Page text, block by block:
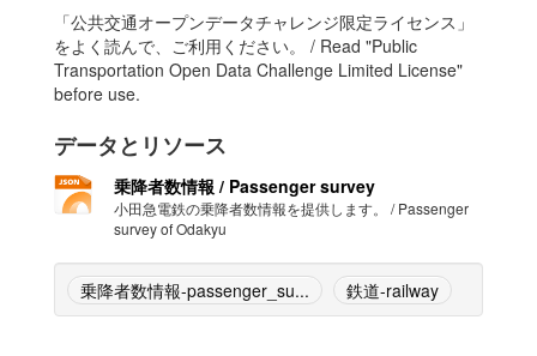
「公共交通オープンデータチャレンジ限定ライセンス」
をよく読んで、ご利用ください。 / Read "Public
Transportation Open Data Challenge Limited License"
before use.
データとリソース
乗降者数情報 / Passenger survey
小田急電鉄の乗降者数情報を提供します。 / Passenger
survey of Odakyu
乗降者数情報-passenger_su... 鉄道-railway